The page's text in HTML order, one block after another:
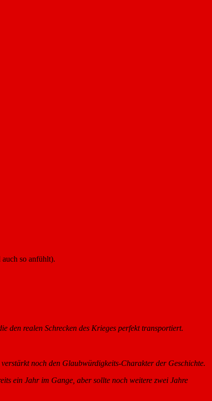
so anfühlt).
den realen Schrecken des Krieges perfekt transportiert.
noch den Glaubwürdigkeits-Charakter der Geschichte.
ein Jahr im Gange, aber sollte noch weitere zwei Jahre